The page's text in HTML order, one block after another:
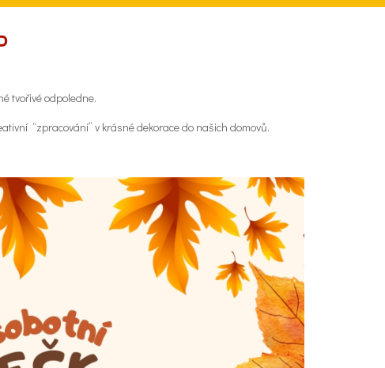
tvořivé odpoledne.
“zpracování” v krásné dekorace do našich domovů.